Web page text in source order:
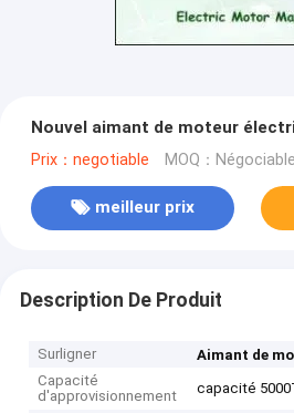
Nouvel aimant de moteur
Prix：negotiable MOQ：Négociable
meilleur prix
Description De Produit
Surligner
Aimant de
Capacité
d'approvisionnement
capacité